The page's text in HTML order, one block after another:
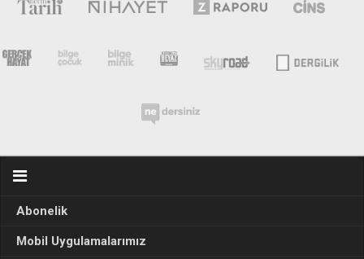
Abonelik
Mobil Uygulamalarımız